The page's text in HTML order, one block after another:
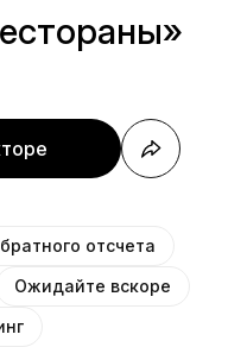
отсчета
Ожидайте вскоре